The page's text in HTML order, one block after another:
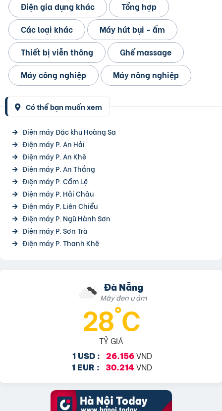
Điện gia dụng khác
Tổng hợp
Các loại khác
Máy hút bụi - ẩm
Thiết bị viễn thông
Ghế massage
Máy công nghiệp
Máy nông nghiệp
Có thể bạn muốn xem
Điện máy Đặc khu Hoàng Sa
Điện máy P. An Hải
Điện máy P. An Khê
Điện máy P. An Thắng
Điện máy P. Cẩm Lệ
Điện máy P. Hải Châu
Điện máy P. Liên Chiểu
Điện máy P. Ngũ Hành Sơn
Điện máy P. Sơn Trà
Điện máy P. Thanh Khê
Đà Nẵng
Mây đen u ám
28°C
TỶ GIÁ
1 USD : 26.156VND
1 EUR : 30.214 VND